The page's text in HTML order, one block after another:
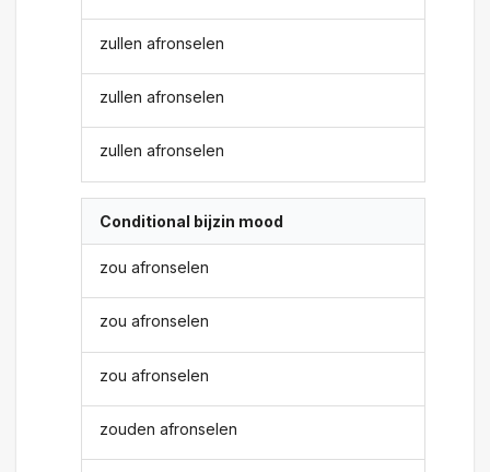
zullen afronselen
zullen afronselen
zullen afronselen
Conditional bijzin mood
zou afronselen
zou afronselen
zou afronselen
zouden afronselen